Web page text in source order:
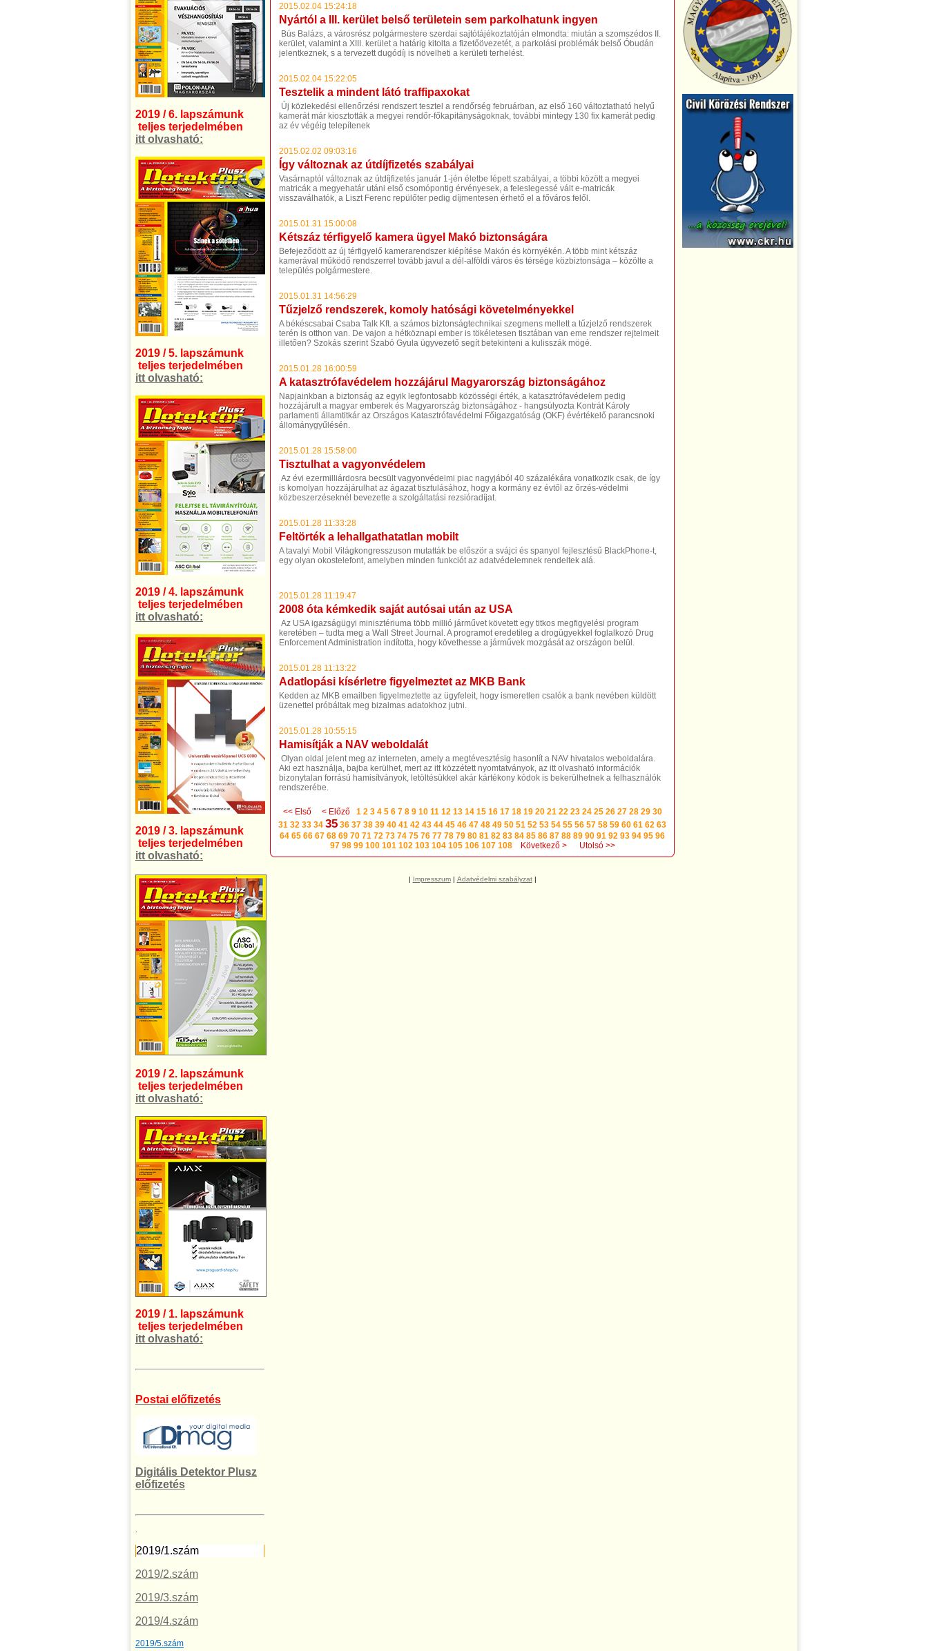
2019 / 6. lapszámunk
teljes terjedelmében
itt olvasható:
2019 / 5. lapszámunk
teljes terjedelmében
itt olvasható:
2019 / 4. lapszámunk
teljes terjedelmében
itt olvasható:
2019 / 3. lapszámunk
teljes terjedelmében
itt olvasható:
2019 / 2. lapszámunk
teljes terjedelmében
itt olvasható:
2019 / 1. lapszámunk
teljes terjedelmében
itt olvasható:
Postai előfizetés
Digitális Detektor Plusz
előfizetés
.
2019/1.szám
2019/2.szám
2019/3.szám
2019/4.szám
2019/5.szám
2015.02.04 15:24:18
Nyártól a III. kerület belső területein sem parkolhatunk ingyen
Bús Balázs, a városrész polgármestere szerdai sajtótájékoztatóján elmondta: miután a szomszédos II.
kerület, valamint a XIII. kerület a határig kitolta a fizetőövezetét, a parkolási problémák belső Óbudán
jelentkeznek, s a tervezett dugódíj is növelheti a kerületi terhelést.
2015.02.04 15:22:05
Tesztelik a mindent látó traffipaxokat
Új közlekedési ellenőrzési rendszert tesztel a rendőrség februárban, az első 160 változtatható helyű
kamerát már kiosztották a megyei rendőr-főkapitányságoknak, további mintegy 130 fix kamerát pedig
az év végéig telepítenek
2015.02.02 09:03:16
Így változnak az útdíjfizetés szabályai
Vasárnaptól változnak az útdíjfizetés január 1-jén életbe lépett szabályai, a többi között a megyei
matricák a megyehatár utáni első csomópontig érvényesek, a feleslegessé vált e-matricák
visszaválhatók, a Liszt Ferenc repülőter pedig díjmentesen érhető el a főváros felől.
2015.01.31 15:00:08
Kétszáz térfigyelő kamera ügyel Makó biztonságára
Befejeződött az új térfigyelő kamerarendszer kiépítése Makón és környékén. A több mint kétszáz
kamerával működő rendszerrel tovább javul a dél-alföldi város és térsége közbiztonsága – közölte a
település polgármestere.
2015.01.31 14:56:29
Tűzjelző rendszerek, komoly hatósági követelményekkel
A békéscsabai Csaba Talk Kft. a számos biztonságtechnikai szegmens mellett a tűzjelző rendszerek
terén is otthon van. De vajon a hétköznapi ember is tökéletesen tisztában van eme rendszer rejtelmeit
illetően? Szokás szerint Szabó Gyula ügyvezető segít betekinteni a kulisszák mögé.
2015.01.28 16:00:59
A katasztrófavédelem hozzájárul Magyarország biztonságához
Napjainkban a biztonság az egyik legfontosabb közösségi érték, a katasztrófavédelem pedig
hozzájárult a magyar emberek és Magyarország biztonságához - hangsúlyozta Kontrát Károly
parlamenti államtitkár az Országos Katasztrófavédelmi Főigazgatóság (OKF) évértékelő parancsnoki
állománygyűlésén.
2015.01.28 15:58:00
Tisztulhat a vagyonvédelem
Az évi ezermilliárdosra becsült vagyonvédelmi piac nagyjából 40 százalékára vonatkozik csak, de így
is komolyan hozzájárulhat az ágazat tisztulásához, hogy a kormány ez évtől az őrzés-védelmi
közbeszerzéseknél bevezette a szolgáltatási rezsióradíjat.
2015.01.28 11:33:28
Feltörték a lehallgathatatlan mobilt
A tavalyi Mobil Világkongresszuson mutatták be először a svájci és spanyol fejlesztésű BlackPhone-t,
egy olyan okostelefont, amelyben minden funkciót az adatvédelemnek rendeltek alá.
2015.01.28 11:19:47
2008 óta kémkedik saját autósai után az USA
Az USA igazságügyi minisztériuma több millió járművet követett egy titkos megfigyelési program
keretében – tudta meg a Wall Street Journal. A programot eredetileg a drogügyekkel foglalkozó Drug
Enforcement Administration indította, hogy követhesse a járművek mozgását az országon belül.
2015.01.28 11:13:22
Adatlopási kísérletre figyelmeztet az MKB Bank
Kedden az MKB emailben figyelmeztette az ügyfeleit, hogy ismeretlen csalók a bank nevében küldött
üzenettel próbáltak meg bizalmas adatokhoz jutni.
2015.01.28 10:55:15
Hamisítják a NAV weboldalát
Olyan oldal jelent meg az interneten, amely a megtévesztésig hasonlít a NAV hivatalos weboldalára.
Aki ezt használja, bajba kerülhet, mert az itt közzétett nyomtatványok, az itt olvasható információk
bizonytalan forrású hamisítványok, letöltésükkel akár kártékony kódok is bekerülhetnek a felhasználók
rendszerébe.
<< Első < Előző 1 2 3 4 5 6 7 8 9 10 11 12 13 14 15 16 17 18 19 20 21 22 23 24 25 26 27 28 29 30
31 32 33 34 35 36 37 38 39 40 41 42 43 44 45 46 47 48 49 50 51 52 53 54 55 56 57 58 59 60 61 62 63
64 65 66 67 68 69 70 71 72 73 74 75 76 77 78 79 80 81 82 83 84 85 86 87 88 89 90 91 92 93 94 95 96
97 98 99 100 101 102 103 104 105 106 107 108 Következő > Utolsó >>
| Impresszum| Adatvédelmi szabályzat|